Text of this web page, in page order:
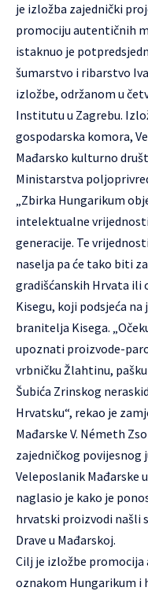
je izložba zajednički
promociju autentičnih
istaknuo je
šumarstvo i ribarstvo
izložbe, održanom u
Institutu u Zagrebu.
gospodarska komora,
Mađarsko kulturno
Ministarstva
„Zbirka Hungarikum
intelektualne
generacije. Te
naselja pa će tako biti
gradišćanskih Hrvata ili
Kisegu, koji podsjeća
branitelja Kisega.
upoznati proizvode-
vrbničku Žlahtinu,
Šubića Zrinskog
Hrvatsku“, rekao je
Mađarske V. Németh
zajedničkog povijesnog
Veleposlanik Mađarske
naglasio je kako je
hrvatski proizvodi našli
Drave u Mađarskoj.
Cilj je izložbe
oznakom Hungarikum i